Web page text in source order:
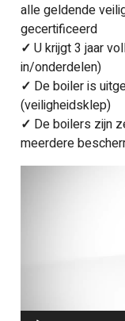
alle geldende
gecertificeerd
✓ U krijgt 3 jaar
in/onderdelen)
✓ De boiler is
(veiligheidsklep)
✓ De boilers zijn
meerdere